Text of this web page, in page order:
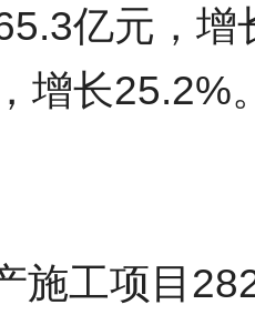
亿元，
增长25.2%
施工项目